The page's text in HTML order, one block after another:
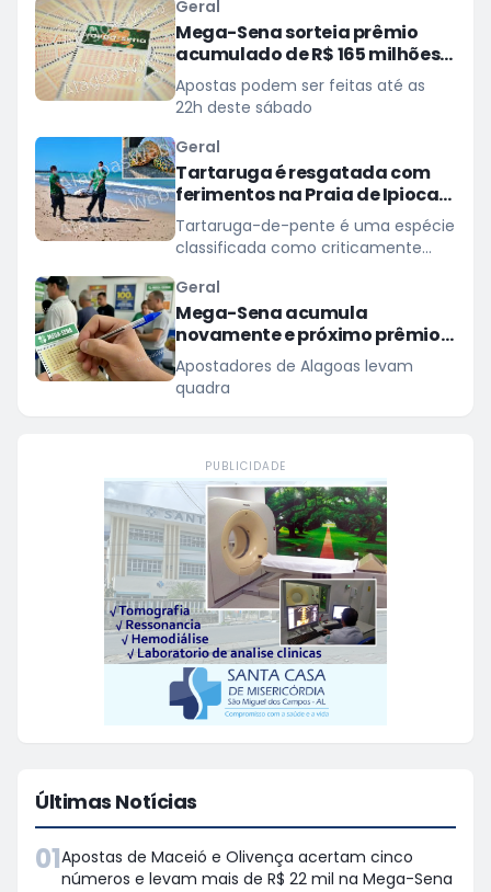
Geral
Mega-Sena sorteia prêmio
acumulado de R$ 165 milhões
neste domingo
Apostas podem ser feitas até as
22h deste sábado
Geral
Tartaruga é resgatada com
ferimentos na Praia de Ipioca,
em Maceió
Tartaruga-de-pente é uma espécie
classificada como criticamente
Geral
Mega-Sena acumula
novamente e próximo prêmio
chega a R$ 165 milhões
Apostadores de Alagoas levam
quadra
PUBLICIDADE
Últimas Notícias
01Apostas de Maceió e Olivença acertam cinco
números e levam mais de R$ 22 mil na Mega-Sena